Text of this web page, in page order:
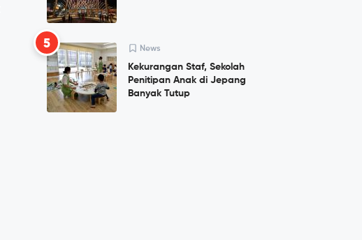
5 News
Kekurangan Staf, Sekolah
Penitipan Anak di Jepang
Banyak Tutup